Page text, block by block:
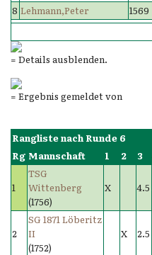
8 Lehmann,Peter 1569
= Details ausblenden.
= Ergebnis gemeldet von
Rangliste nach Runde 6
Rg Mannschaft 1 2 3
1
TSG
Wittenberg
(1756)
X 4.5
2
SG 1871 Löberitz
II
(1752)
X 2.5